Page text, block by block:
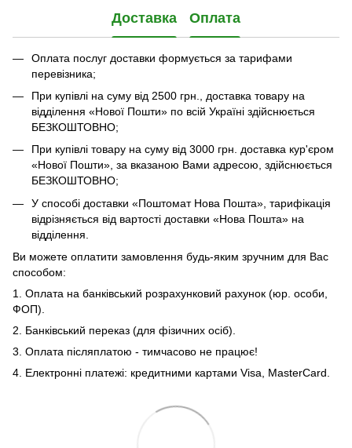
Доставка Оплата
Оплата послуг доставки формується за тарифами
перевізника;
При купівлі на суму від 2500 грн., доставка товару на
відділення «Нової Пошти» по всій Україні здійснюється
БЕЗКОШТОВНО;
При купівлі товару на суму від 3000 грн. доставка кур'єром
«Нової Пошти», за вказаною Вами адресою, здійснюється
БЕЗКОШТОВНО;
У способі доставки «Поштомат Нова Пошта», тарифікація
відрізняється від вартості доставки «Нова Пошта» на
відділення.
Ви можете оплатити замовлення будь-яким зручним для Вас
способом:
1. Оплата на банківський розрахунковий рахунок (юр. особи,
ФОП).
2. Банківський переказ (для фізичних осіб).
3. Оплата післяплатою - тимчасово не працює!
4. Електронні платежі: кредитними картами Visa, MasterCard.